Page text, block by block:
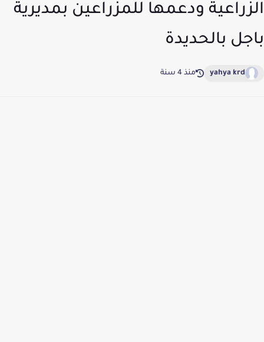
ودعمها للمزراعين بمديرية
بالحديدة
yahya krd منذ 4 سنة